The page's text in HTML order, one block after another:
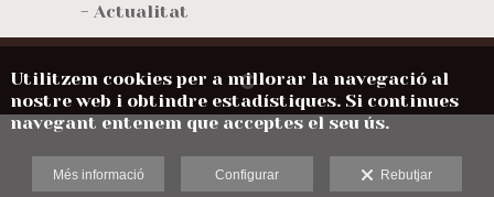
- Actualitat
Utilitzem cookies per a millorar la navegació al
nostre web i obtindre estadístiques. Si continues
navegant entenem que acceptes el seu ús.
Més informació Configurar Rebutjar